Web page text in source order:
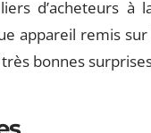
d’acheteurs à
appareil remis
bonnes